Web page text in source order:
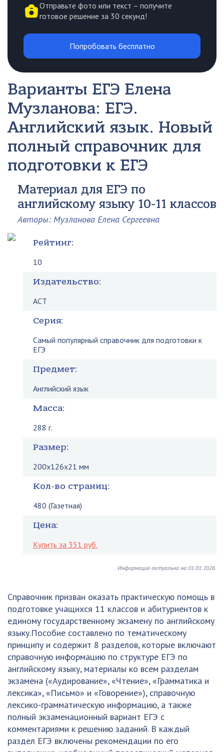
Отправьте фото или текст – получите
готовое решение за 30 секунд!
Попробовать бесплатно
Варианты ЕГЭ Елена
Музланова: ЕГЭ.
Английский язык. Новый
полный справочник для
подготовки к ЕГЭ
Материал для ЕГЭ по
английскому языку 10-11 классов
Авторы: Музланова Елена Сергеевна
Рейтинг:
10
Издательство:
АСТ
Серия:
Самый популярный справочник для подготовки к
ЕГЭ
Предмет:
Английский язык
Масса:
288 г.
Размер:
200x126x21 мм
Кол-во страниц:
480 (Газетная)
Цена:
Купить за 351 руб.
Информация актуальна на 01.01.2026.
Справочник призван оказать практическую помощь в
подготовке учащихся 11 классов и абитуриентов к
единому государственному экзамену по английскому
языку.Пособие составлено по тематическому
принципу и содержит 8 разделов, которые включают
справочную информацию по структуре ЕГЭ по
английскому языку, материалы ко всем разделам
экзамена («Аудирование», «Чтение», «Грамматика и
лексика», «Письмо» и «Говорение»), справочную
лексико-грамматическую информацию, а также
полный экзаменационный вариант ЕГЭ с
комментариями к решению заданий. В каждый
раздел ЕГЭ включены рекомендации по его